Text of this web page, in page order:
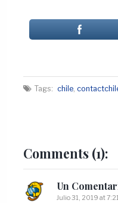
Tags: chile,
Comments (1):
Un
Julio 31, 2019 at